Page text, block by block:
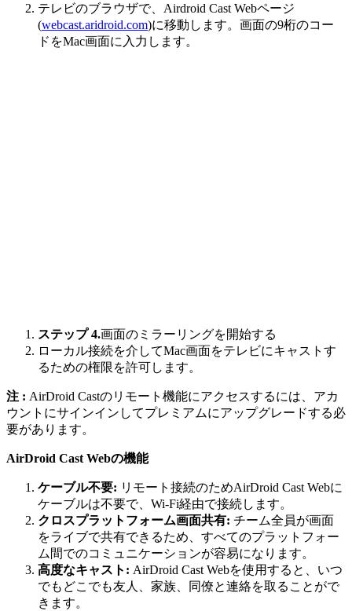
テレビのブラウザで、Airdroid Cast Webページ
(webcast.aridroid.com)に移動します。画面の9桁のコー
ドをMac画面に入力します。
ステップ 4.画面のミラーリングを開始する
ローカル接続を介してMac画面をテレビにキャストす
るための権限を許可します。
注 : AirDroid Castのリモート機能にアクセスするには、アカ
ウントにサインインしてプレミアムにアップグレードする必
要があります。
AirDroid Cast Webの機能
ケーブル不要: リモート接続のためAirDroid Cast Webに
ケーブルは不要で、Wi-Fi経由で接続します。
クロスプラットフォーム画面共有: チーム全員が画面
をライブで共有できるため、すべてのプラットフォー
ム間でのコミュニケーションが容易になります。
高度なキャスト: AirDroid Cast Webを使用すると、いつ
でもどこでも友人、家族、同僚と連絡を取ることがで
きます。